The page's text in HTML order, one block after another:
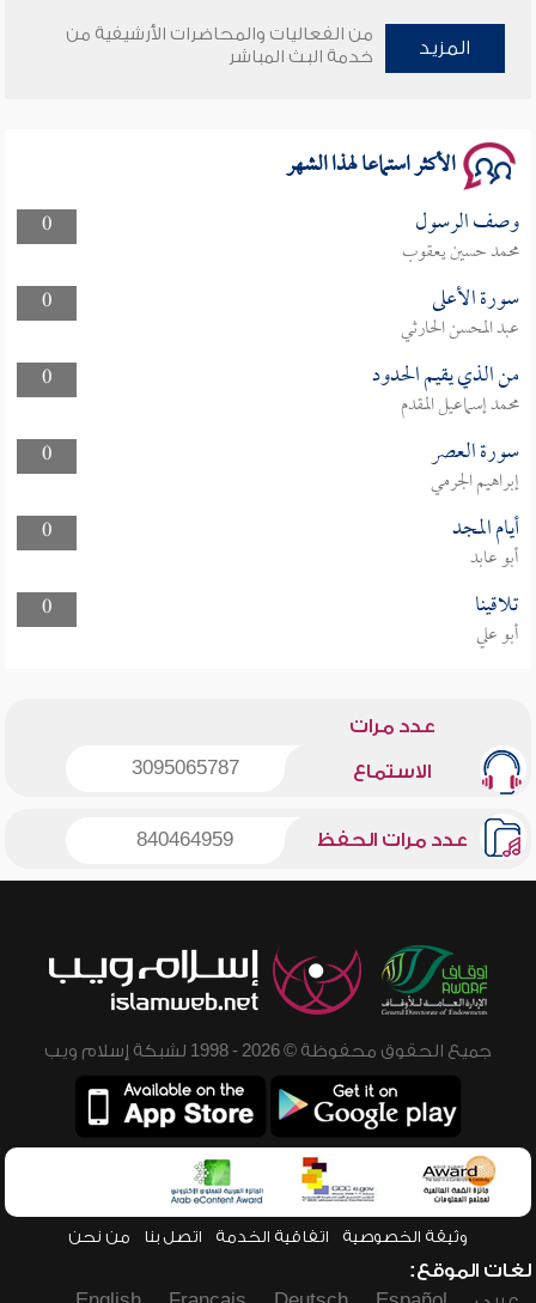
سلسلة محاضرات نفحات رمضانية 1444هـ
المزيد
من الفعاليات والمحاضرات الأرشيفية من
خدمة البث المباشر
الأكثر استماعا لهذا الشهر
0 وصف الرسول
محمد حسين يعقوب
0
سورة الأعلى
عبد المحسن الحارثي
0
من الذي يقيم الحدود
محمد إسماعيل المقدم
0
سورة العصر
إبراهيم الجرمي
0
أيام المجد
أبو عابد
0
تلاقينا
أبو علي
عدد مرات
الاستماع 3095065787
عدد مرات الحفظ 840464959
جميع الحقوق محفوظة © 2026 - 1998 لشبكة إسلام ويب
وثيقة الخصوصية اتفاقية الخدمة اتصل بنا من نحن
لغات الموقع: